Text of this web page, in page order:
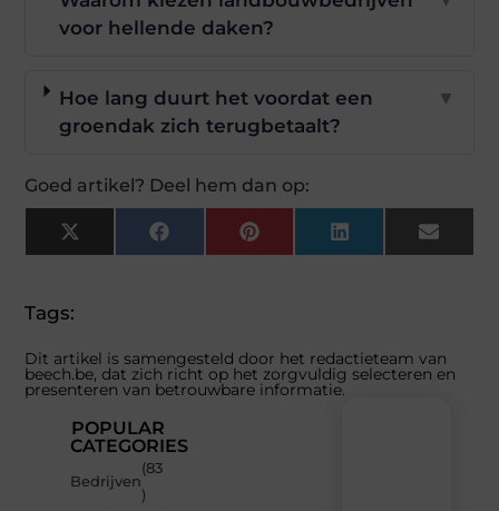
voor hellende daken?
Hoe lang duurt het voordat een
groendak zich terugbetaalt?
▼
Goed artikel? Deel hem dan op:
X
(Twitter)
FacebookPinterestLinkedInEmail
Tags:
Dit artikel is samengesteld door het redactieteam van
beech.be, dat zich richt op het zorgvuldig selecteren en
presenteren van betrouwbare informatie.
POPULAR
CATEGORIES
Bedrijven
(83
)